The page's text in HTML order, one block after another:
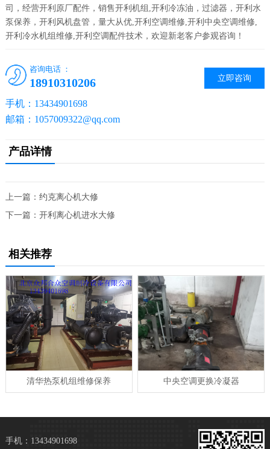
司，经营开利原厂配件，销售开利机组,开利冷冻油，过滤器，开利水
泵保养，开利风机盘管，量大从优,开利空调维修,开利中央空调维修,
开利冷水机组维修,开利空调配件技术，欢迎新老客户参观咨询！
立即咨询
咨询电话 ：
18910310206
手机：13434901698
邮箱：1057009322@qq.com
产品详情
上一篇： 约克离心机大修
下一篇： 开利离心机进水大修
相关推荐
清华热泵机组维修保养 中央空调更换冷凝器
手机：13434901698